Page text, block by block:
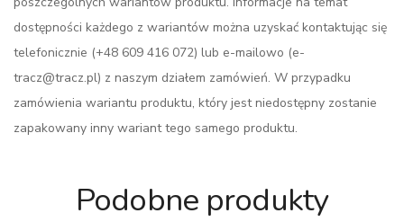
dostępności każdego z wariantów można uzyskać kontaktując się
telefonicznie (+48 609 416 072) lub e-mailowo (e-
tracz@tracz.pl) z naszym działem zamówień. W przypadku
zamówienia wariantu produktu, który jest niedostępny zostanie
zapakowany inny wariant tego samego produktu.
Podobne produkty